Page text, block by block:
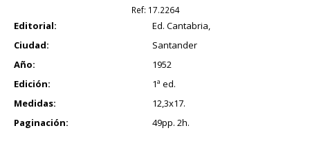
Ref: 17.2264
Editorial:
Ed. Cantabria,
Ciudad:
Santander
Año:
1952
Edición:
1ª ed.
Medidas:
12,3x17.
Paginación:
49pp. 2h.